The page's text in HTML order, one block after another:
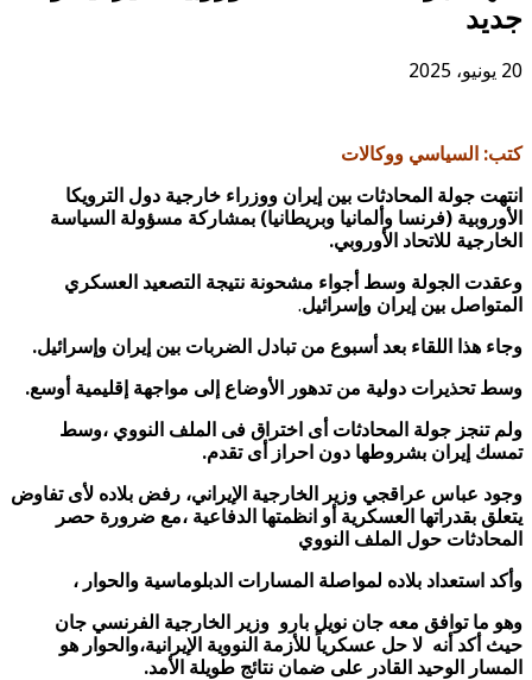
جديد
20 يونيو، 2025
كتب: السياسي ووكالات
انتهت جولة المحادثات بين إيران ووزراء خارجية دول الترويكا
الأوروبية (فرنسا وألمانيا وبريطانيا) بمشاركة مسؤولة السياسة
الخارجية للاتحاد الأوروبي.
وعقدت الجولة وسط أجواء مشحونة نتيجة التصعيد العسكري
المتواصل بين إيران وإسرائيل.
وجاء هذا اللقاء بعد أسبوع من تبادل الضربات بين إيران وإسرائيل.
وسط تحذيرات دولية من تدهور الأوضاع إلى مواجهة إقليمية أوسع.
ولم تنجز جولة المحادثات أى اختراق فى الملف النووي ،وسط
تمسك إيران بشروطها دون احراز أى تقدم.
وجود عباس عراقجي وزير الخارجية الإيراني، رفض بلاده لأى تفاوض
يتعلق بقدراتها العسكرية أو انظمتها الدفاعية ،مع ضرورة حصر
المحادثات حول الملف النووي
وأكد استعداد بلاده لمواصلة المسارات الدبلوماسية والحوار ،
وهو ما توافق معه جان نويل بارو وزير الخارجية الفرنسي جان
حيث أكد أنه لا حل عسكرياً للأزمة النووية الإيرانية،والحوار هو
المسار الوحيد القادر على ضمان نتائج طويلة الأمد.